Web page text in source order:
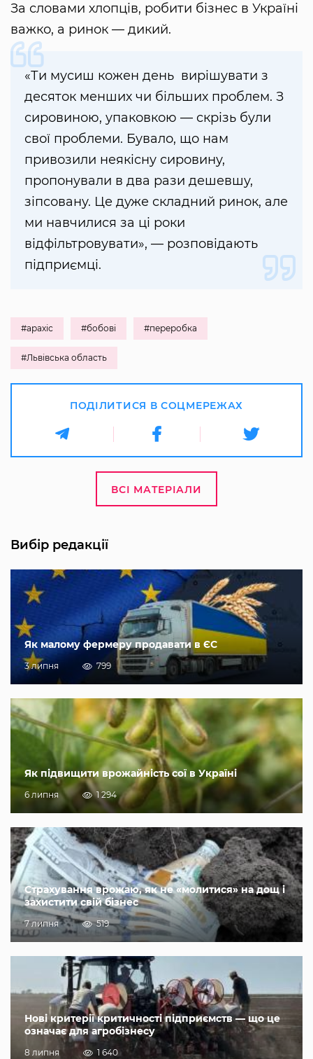
За словами хлопців, робити бізнес в Україні
важко, а ринок — дикий.
«Ти мусиш кожен день вирішувати з
десяток менших чи більших проблем. З
сировиною, упаковкою — скрізь були
свої проблеми. Бувало, що нам
привозили неякісну сировину,
пропонували в два рази дешевшу,
зіпсовану. Це дуже складний ринок, але
ми навчилися за ці роки
відфільтровувати», — розповідають
підприємці.
#арахіс #бобові #переробка
#Львівська область
ПОДІЛИТИСЯ В СОЦМЕРЕЖАХ
ВСІ МАТЕРІАЛИ
Вибір редакції
Як малому фермеру продавати в ЄС
3 липня 799
Як підвищити врожайність сої в Україні
6 липня 1 294
Страхування врожаю, як не «молитися» на дощ і
захистити свій бізнес
7 липня 519
Нові критерії критичності підприємств — що це
означає для агробізнесу
8 липня 1 640